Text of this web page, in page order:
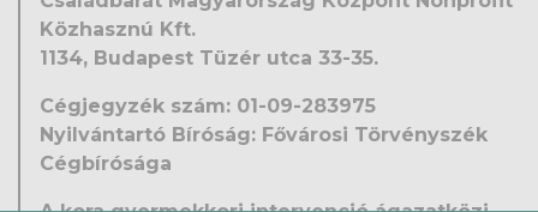
Közhasznú Kft.
1134, Budapest Tüzér utca 33-35.
Cégjegyzék szám: 01-09-283975
Nyilvántartó Bíróság: Fővárosi Törvényszék
Cégbírósága